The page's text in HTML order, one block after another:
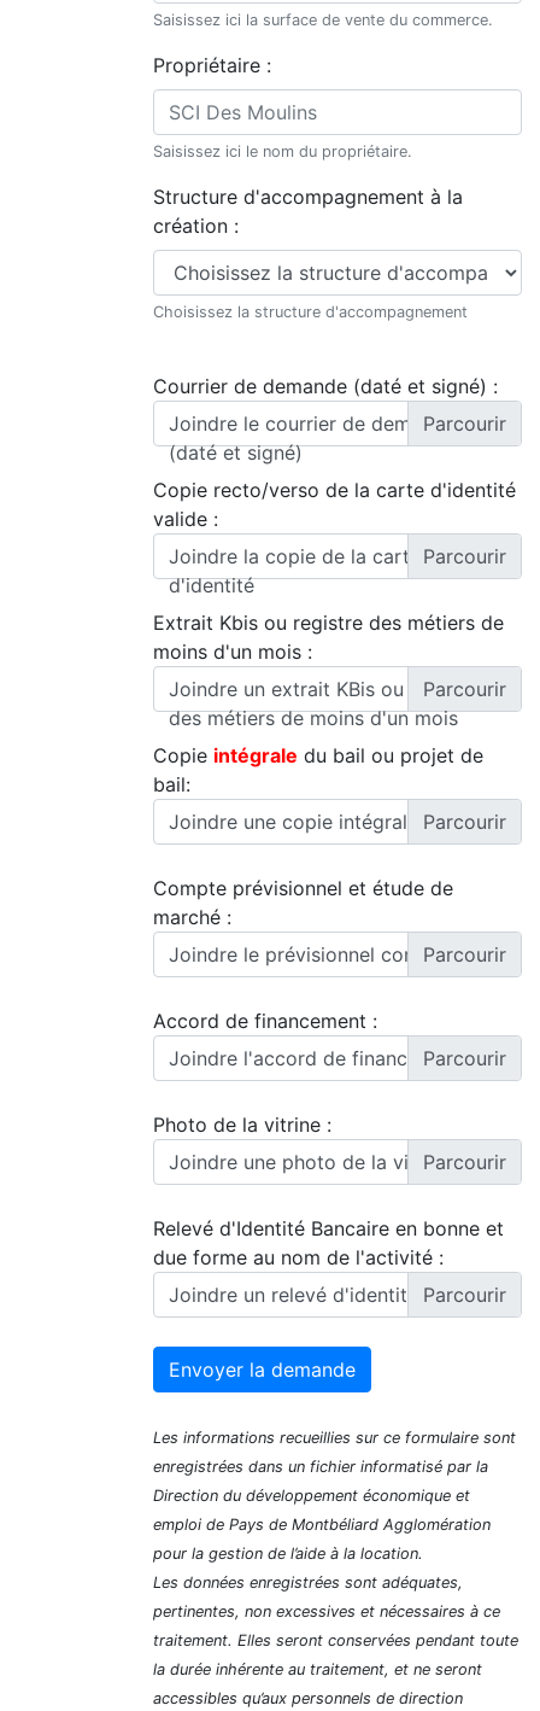
Saisissez ici la surface de vente du commerce.
Propriétaire :
Saisissez ici le nom du propriétaire.
Structure d'accompagnement à la
création :
Choisissez la structure d'accompagnement
Courrier de demande (daté et signé) :
Joindre le courrier de demande
(daté et signé)
Copie recto/verso de la carte d'identité
valide :
Joindre la copie de la carte
d'identité
Extrait Kbis ou registre des métiers de
moins d'un mois :
Joindre un extrait KBis ou registre
des métiers de moins d'un mois
Copie intégrale du bail ou projet de
bail:
Joindre une copie intégrale du bail
Compte prévisionnel et étude de
marché :
Joindre le prévisionnel comptable
Accord de financement :
Joindre l'accord de financement
Photo de la vitrine :
Joindre une photo de la vitrine
Relevé d'Identité Bancaire en bonne et
due forme au nom de l'activité :
Joindre un relevé d'identité bancaire
Envoyer la demande
Les informations recueillies sur ce formulaire sont
enregistrées dans un fichier informatisé par la
Direction du développement économique et
emploi de Pays de Montbéliard Agglomération
pour la gestion de l’aide à la location.
Les données enregistrées sont adéquates,
pertinentes, non excessives et nécessaires à ce
traitement. Elles seront conservées pendant toute
la durée inhérente au traitement, et ne seront
accessibles qu’aux personnels de direction